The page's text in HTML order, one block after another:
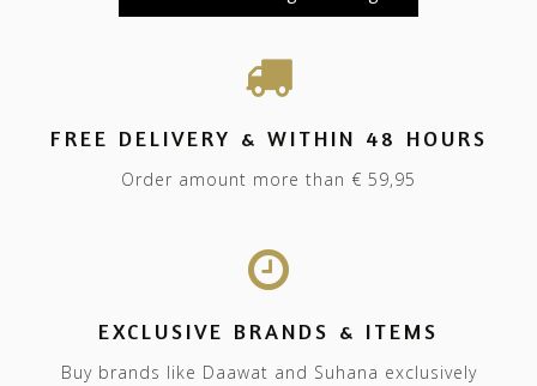
FREE DELIVERY & WITHIN 48 HOURS
Order amount more than € 59,95
EXCLUSIVE BRANDS & ITEMS
Buy brands like Daawat and Suhana exclusively